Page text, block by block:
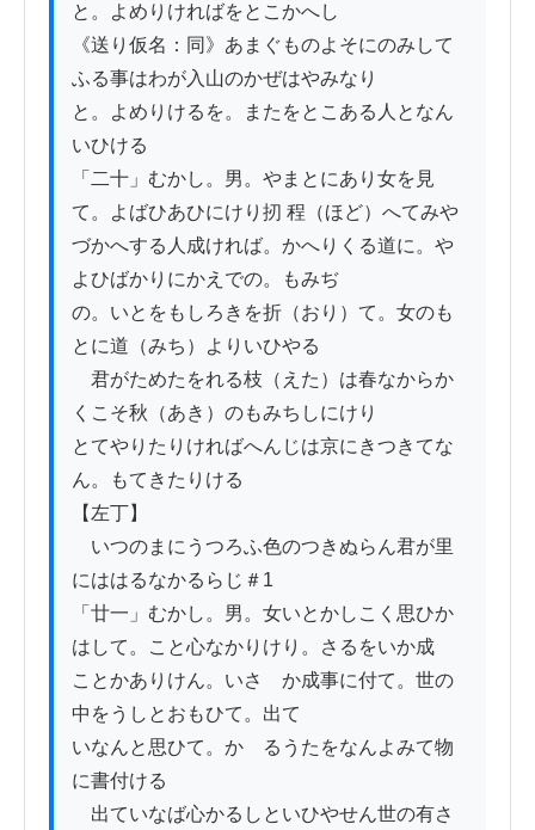
と。よめりければをとこかへし
《送り仮名：同》あまぐものよそにのみして
ふる事はわが入山のかぜはやみなり
と。よめりけるを。またをとこある人となん
いひける
「二十」むかし。男。やまとにあり女を見
て。よばひあひにけり扨 程（ほど）へてみや
づかへする人成ければ。かへりくる道に。や
よひばかりにかえでの。もみぢ
の。いとをもしろきを折（おり）て。女のも
とに道（みち）よりいひやる
君がためたをれる枝（えた）は春なからか
くこそ秋（あき）のもみちしにけり
とてやりたりければへんじは京にきつきてな
ん。もてきたりける
【左丁】
いつのまにうつろふ色のつきぬらん君が里
にははるなかるらじ＃1
「廿一」むかし。男。女いとかしこく思ひか
はして。こと心なかりけり。さるをいか成
ことかありけん。いさゝか成事に付て。世の
中をうしとおもひて。出て
いなんと思ひて。かゝるうたをなんよみて物
に書付ける
出ていなば心かるしといひやせん世の有さ